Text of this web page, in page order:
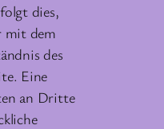
dies,
mit dem
des
Eine
an Dritte